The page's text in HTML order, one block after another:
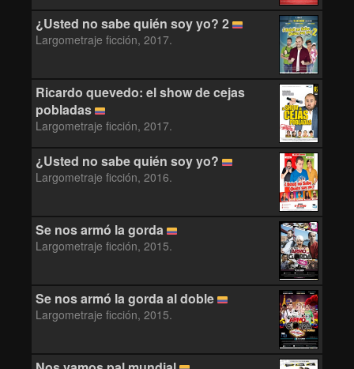
¿Usted no sabe quién soy yo? 2
Largometraje ficción, 2017.
Ricardo quevedo: el show de cejas
pobladas
Largometraje ficción, 2017.
¿Usted no sabe quién soy yo?
Largometraje ficción, 2016.
Se nos armó la gorda
Largometraje ficción, 2015.
Se nos armó la gorda al doble
Largometraje ficción, 2015.